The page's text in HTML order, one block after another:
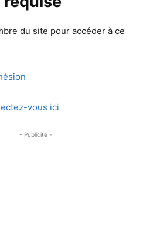
du site pour accéder à ce
vous ici
- Publicité -